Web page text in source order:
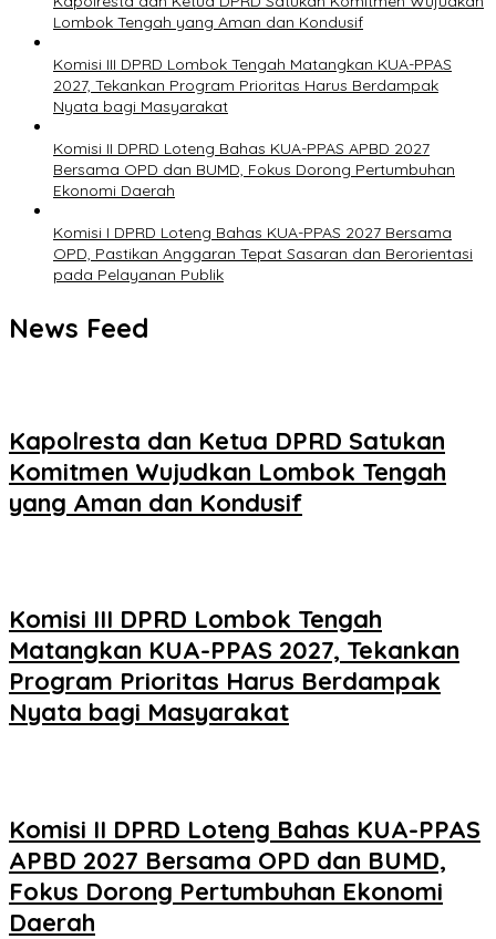
Lombok Tengah yang Aman dan Kondusif
Komisi III DPRD Lombok Tengah Matangkan KUA-PPAS
2027, Tekankan Program Prioritas Harus Berdampak
Nyata bagi Masyarakat
Komisi II DPRD Loteng Bahas KUA-PPAS APBD 2027
Bersama OPD dan BUMD, Fokus Dorong Pertumbuhan
Ekonomi Daerah
Komisi I DPRD Loteng Bahas KUA-PPAS 2027 Bersama
OPD, Pastikan Anggaran Tepat Sasaran dan Berorientasi
pada Pelayanan Publik
News Feed
Kapolresta dan Ketua DPRD Satukan
Komitmen Wujudkan Lombok Tengah
yang Aman dan Kondusif
Komisi III DPRD Lombok Tengah
Matangkan KUA-PPAS 2027, Tekankan
Program Prioritas Harus Berdampak
Nyata bagi Masyarakat
Komisi II DPRD Loteng Bahas KUA-PPAS
APBD 2027 Bersama OPD dan BUMD,
Fokus Dorong Pertumbuhan Ekonomi
Daerah